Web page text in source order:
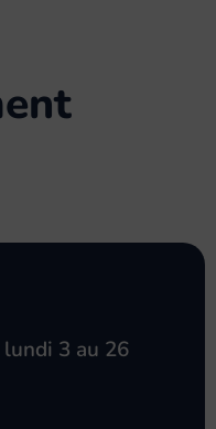
3 au 26